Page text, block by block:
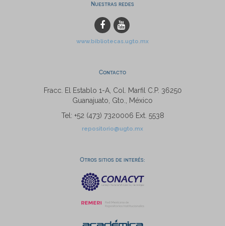
Nuestras redes
www.bibliotecas.ugto.mx
Contacto
Fracc. El Establo 1-A, Col. Marfil C.P. 36250
Guanajuato, Gto., México
Tel: +52 (473) 7320006 Ext. 5538
repositorio@ugto.mx
Otros sitios de interés: